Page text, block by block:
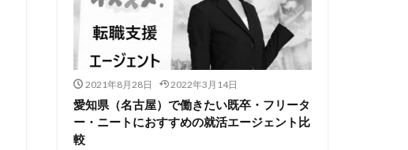
2021年8月28日 2022年3月14日
愛知県（名古屋）で働きたい既卒・フリータ
ー・ニートにおすすめの就活エージェント比
較